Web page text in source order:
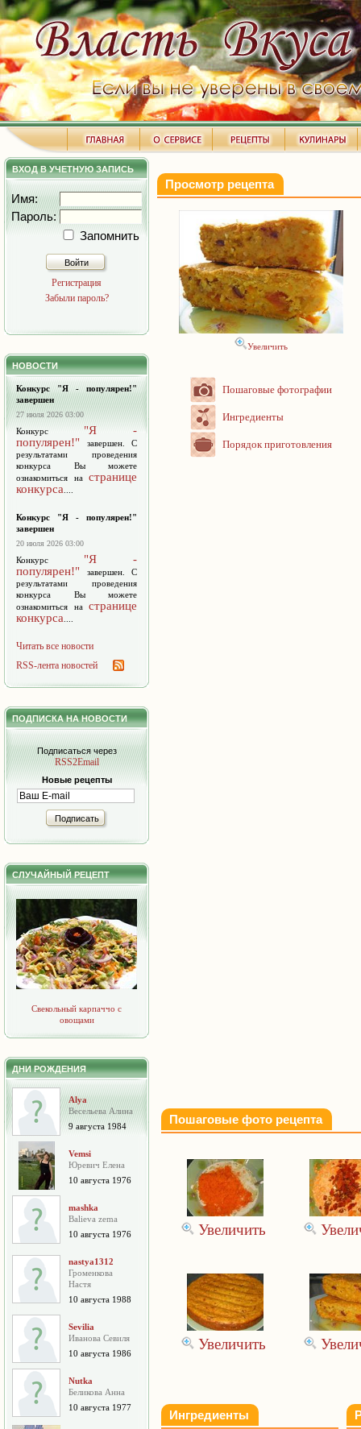
ВХОД В УЧЕТНУЮ ЗАПИСЬ
Имя:
Пароль:
Запомнить
Войти
Регистрация
Забыли пароль?
НОВОСТИ
Конкурс "Я - популярен!"
завершен
27 июля 2026 03:00
Конкурс "Я -
популярен!" завершен. С
результатами проведения
конкурса Вы можете
ознакомиться на странице
конкурса
Конкурс "Я - популярен!"
завершен
20 июля 2026 03:00
Конкурс "Я -
популярен!" завершен. С
результатами проведения
конкурса Вы можете
ознакомиться на странице
конкурса
Читать все новости
RSS-лента новостей
ПОДПИСКА НА НОВОСТИ
Подписаться через
RSS2Email
Новые рецепты
Подписать
СЛУЧАЙНЫЙ РЕЦЕПТ
Свекольный карпаччо с
овощами
ДНИ РОЖДЕНИЯ
Alya
Весельева Алина
9 августа 1984
Vemsi
Юревич Елена
10 августа 1976
mashka
Balieva zema
10 августа 1976
nastya1312
Громенкова
Настя
10 августа 1988
Sevilia
Иванова Севиля
10 августа 1986
Nutka
Беликова Анна
10 августа 1977
Просмотр рецепта
Увеличить
Пошаговые фотографии
Ингредиенты
Порядок приготовления
Пошаговые фото рецепта
Увеличить
Увеличить
Ингредиенты